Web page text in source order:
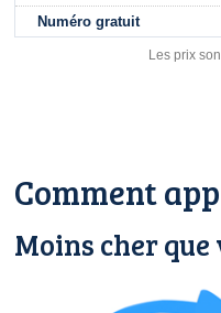
Numéro gratuit
Les prix
Comment
Moins cher